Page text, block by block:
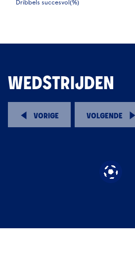
Dribbels succesvol(%)
WEDSTRIJDEN
VORIGE VOLGENDE